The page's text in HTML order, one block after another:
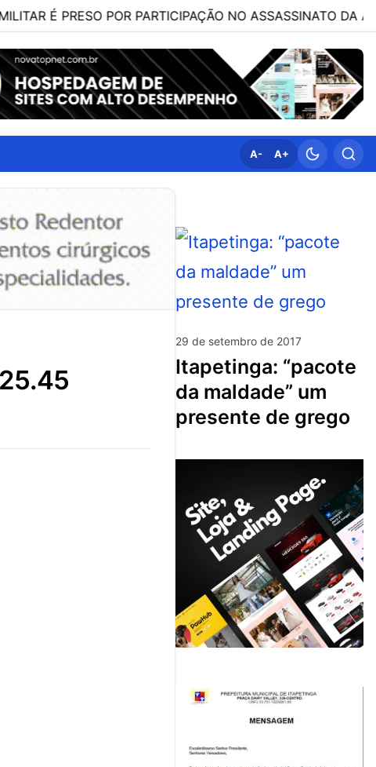
POR PARTICIPAÇÃO NO ASSASSINATO DA ADVOGADA
A- A+
29 de setembro de 2017
itapetinga: “pacote
da maldade” um
presente de grego